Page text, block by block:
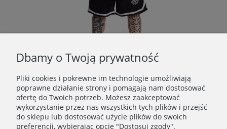
BRAINDEADFAMILIA - OŚMIORNICA SZORTY BASKETBALL CZARNE
159,00 zł
Dbamy o Twoją prywatność
Pliki cookies i pokrewne im technologie umożliwiają
poprawne działanie strony i pomagają nam dostosować
ofertę do Twoich potrzeb. Możesz zaakceptować
wykorzystanie przez nas wszystkich tych plików i przejść
do sklepu lub dostosować użycie plików do swoich
preferencji, wybierając opcję "Dostosuj zgody".